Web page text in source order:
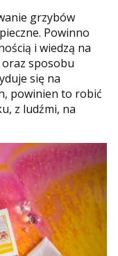
grzybów
Powinno
i wiedzą na
sposobu
się na
powinien to robić
z ludźmi, na